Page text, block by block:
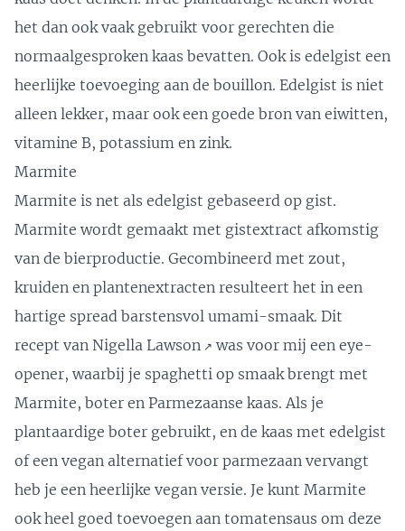
het dan ook vaak gebruikt voor gerechten die
normaalgesproken kaas bevatten. Ook is edelgist een
heerlijke toevoeging aan de bouillon. Edelgist is niet
alleen lekker, maar ook een goede bron van eiwitten,
vitamine B, potassium en zink.
Marmite
Marmite is net als edelgist gebaseerd op gist.
Marmite wordt gemaakt met gistextract afkomstig
van de bierproductie. Gecombineerd met zout,
kruiden en plantenextracten resulteert het in een
hartige spread barstensvol umami-smaak. Dit
recept van Nigella Lawson ↗️ was voor mij een eye-
opener, waarbij je spaghetti op smaak brengt met
Marmite, boter en Parmezaanse kaas. Als je
plantaardige boter gebruikt, en de kaas met edelgist
ofeen vegan alternatief voor parmezaan vervangt
heb je een heerlijke vegan versie. Je kunt Marmite
ook heel goed toevoegen aan tomatensaus om deze